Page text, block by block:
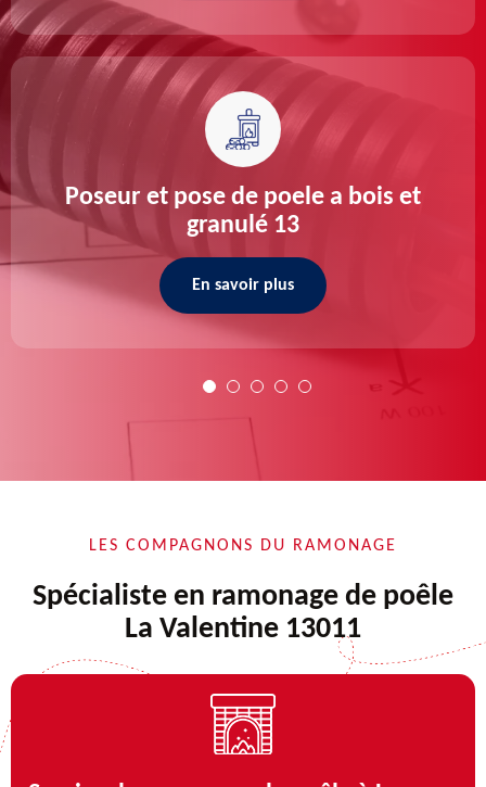
Poseur et pose de poele a bois et
granulé 13
En savoir plus
LES COMPAGNONS DU RAMONAGE
Spécialiste en ramonage de poêle
La Valentine 13011